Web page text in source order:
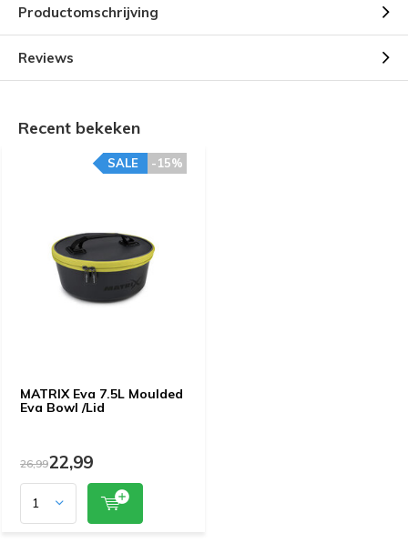
Productomschrijving
Reviews
Recent bekeken
MATRIX Eva 7.5L Moulded
Eva Bowl /Lid
-15%
SALE
26,9922,99